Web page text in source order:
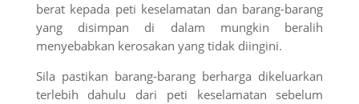
berat kepada peti keselamatan dan barang-barang
yang disimpan di dalam mungkin beralih
menyebabkan kerosakan yang tidak diingini.
Sila pastikan barang-barang berharga dikeluarkan
terlebih dahulu dari peti keselamatan sebelum